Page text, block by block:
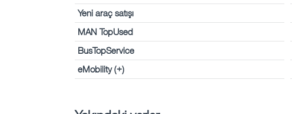
Yeni araç satışı
MAN TopUsed
BusTopService
eMobility (+)